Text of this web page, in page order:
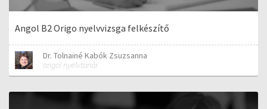
Angol B2 Origo nyelvvizsga felkészítő
Dr. Tolnainé Kabók Zsuzsanna
angol nyelvtanár